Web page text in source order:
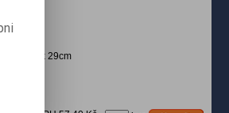
31,8 x 29cm